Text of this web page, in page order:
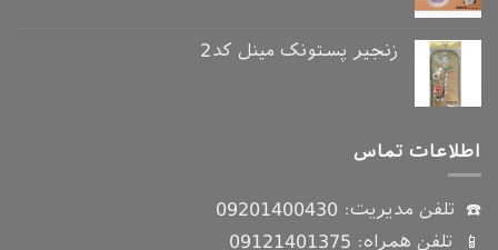
زنجیر پستونک مینل کد2
اطلاعات تماس
☎️ تلفن مدیریت: 09201400430
📱 تلفن همراه: 09121401375